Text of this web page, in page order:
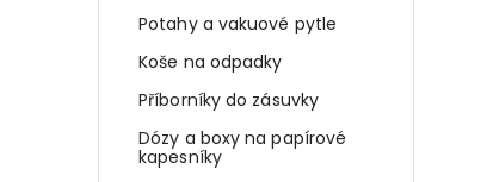
Potahy a vakuové pytle
Koše na odpadky
Příborníky do zásuvky
Dózy a boxy na papírové
kapesníky